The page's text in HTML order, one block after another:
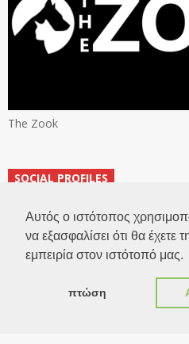
Αυτός ο ιστότοπος
να εξασφαλίσει ότι θα έχετε
εμπειρία στον ιστότοπό μας.
πτώση
The Zook
SOCIAL PROFILES